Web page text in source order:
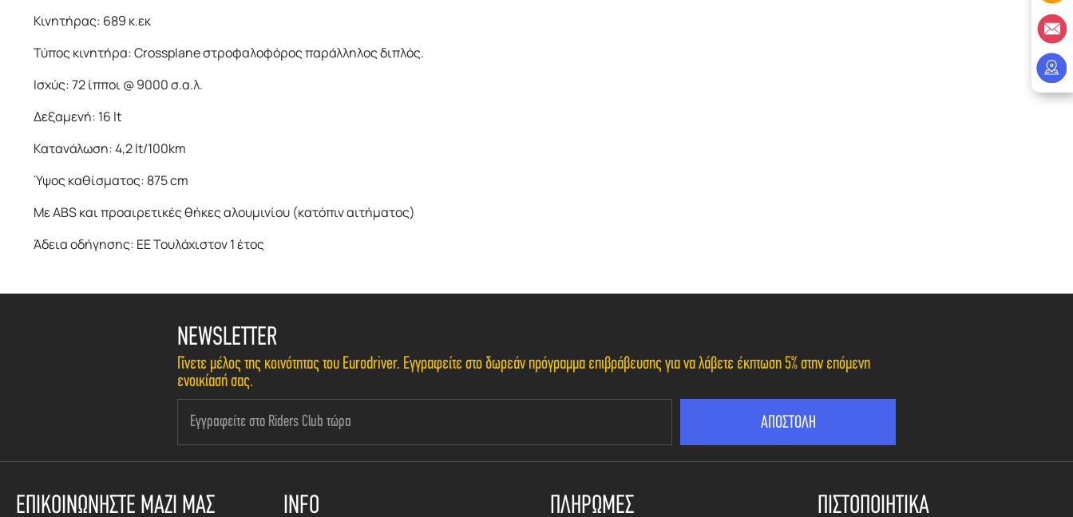
Κινητήρας: 689 κ.εκ
Τύπος κινητήρα: Crossplane στροφαλοφόρος παράλληλος διπλός.
Ισχύς: 72 ίπποι @ 9000 σ.α.λ.
Δεξαμενή: 16 lt
Κατανάλωση: 4,2 lt/100km
Ύψος καθίσματος: 875 cm
Με ABS και προαιρετικές θήκες αλουμινίου (κατόπιν αιτήματος)
Άδεια οδήγησης: ΕΕ Τουλάχιστον 1 έτος
NEWSLETTER
Γίνετε μέλος της κοινότητας του Eurodriver. Εγγραφείτε στο δωρεάν πρόγραμμα επιβράβευσης για να λάβετε έκπτωση 5% στην επόμενη
ενοικίασή σας.
ΕΠΙΚΟΙΝΩΝΗΣΤΕ ΜΑΖΙ ΜΑΣ INFO ΠΛΗΡΩΜΕΣ ΠΙΣΤΟΠΟΙΗΤΙΚΑ